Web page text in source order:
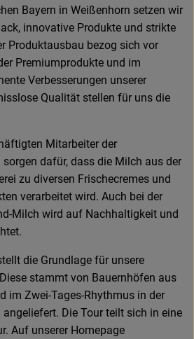
Bayern in Weißenhorn setzen wir
innovative Produkte und strikte
Produktausbau bezog sich vor
Premiumprodukte und im
Verbesserungen unserer
Qualität stellen für uns die
Mitarbeiter der
dafür, dass die Milch aus der
zu diversen Frischecremes und
verarbeitet wird. Auch bei der
Milch wird auf Nachhaltigkeit und
die Grundlage für unsere
stammt von Bauernhöfen aus
im Zwei-Tages-Rhythmus in der
Die Tour teilt sich in eine
Auf unserer Homepage